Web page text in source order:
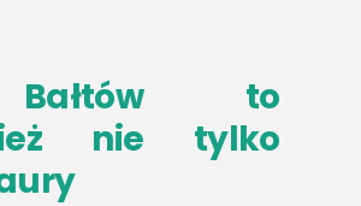
Bałtów to
nie tylko